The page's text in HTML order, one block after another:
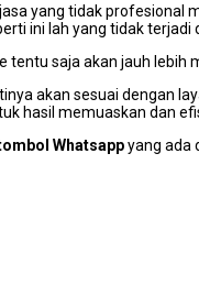
yang tidak profesional
ini lah yang tidak
tentu saja akan jauh
akan sesuai dengan
hasil memuaskan dan
Whatsappyang ada